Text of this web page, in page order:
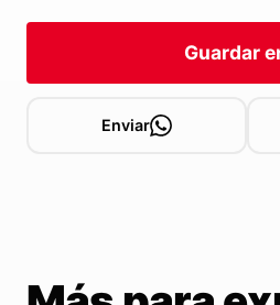
Guardar
Enviar